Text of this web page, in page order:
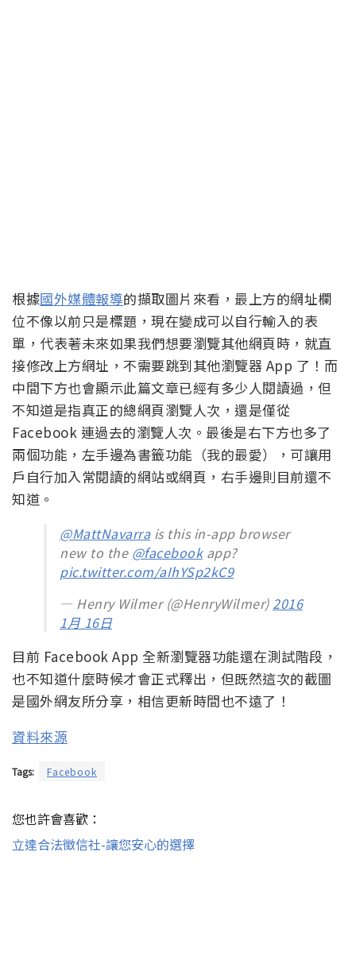
根據國外媒體報導的擷取圖片來看，最上方的網址欄
位不像以前只是標題，現在變成可以自行輸入的表
單，代表著未來如果我們想要瀏覽其他網頁時，就直
接修改上方網址，不需要跳到其他瀏覽器 App 了！而
中間下方也會顯示此篇文章已經有多少人閱讀過，但
不知道是指真正的總網頁瀏覽人次，還是僅從
Facebook 連過去的瀏覽人次。最後是右下方也多了
兩個功能，左手邊為書籤功能（我的最愛），可讓用
戶自行加入常閱讀的網站或網頁，右手邊則目前還不
知道。
@MattNavarrais this in-app browser
new to the @facebookapp?
pic.twitter.com/aIhYSp2kC9
— Henry Wilmer (@HenryWilmer) 2016
1月 16日
目前 Facebook App 全新瀏覽器功能還在測試階段，
也不知道什麼時候才會正式釋出，但既然這次的截圖
是國外網友所分享，相信更新時間也不遠了！
資料來源
Tags: Facebook
您也許會喜歡：
立達合法徵信社-讓您安心的選擇